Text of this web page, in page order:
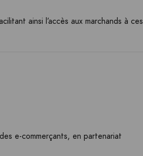
ainsi l’accès aux marchands à ces
e-commerçants, en partenariat